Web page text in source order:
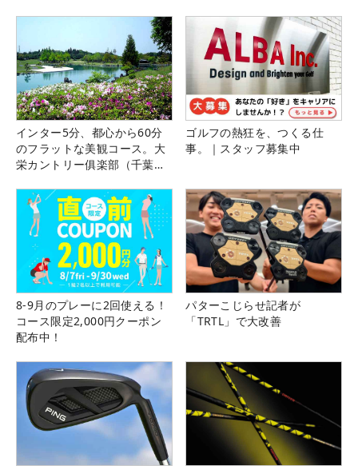
インター5分、都心から60分
のフラットな美観コース。大
栄カントリー俱楽部（千葉
ゴルフの熱狂を、つくる仕
事。｜スタッフ募集中
8-9月のプレーに2回使える！
コース限定2,000円クーポン
配布中！
パターこじらせ記者が
「TRTL」で大改善